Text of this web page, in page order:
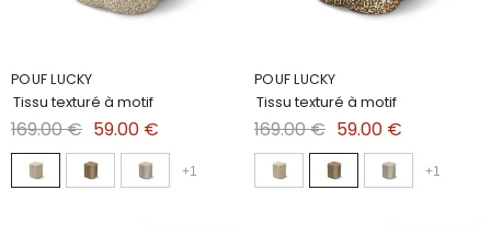
POUF LUCKY
Tissu texturé à motif
169.00 € 59.00 €
+1
POUF LUCKY
Tissu texturé à motif
169.00 € 59.00 €
+1